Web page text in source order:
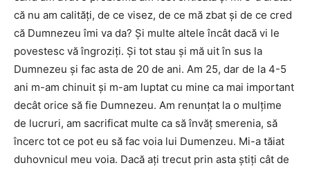
că nu am calități, de ce visez, de ce mă zbat și de ce cred
că Dumnezeu îmi va da? Și multe altele încât dacă vi le
povestesc vă îngroziți. Și tot stau și mă uit în sus la
Dumnezeu și fac asta de 20 de ani. Am 25, dar de la 4-5
ani m-am chinuit și m-am luptat cu mine ca mai important
decât orice să fie Dumnezeu. Am renunțat la o mulțime
de lucruri, am sacrificat multe ca să învăț smerenia, să
încerc tot ce pot eu să fac voia lui Dumenzeu. Mi-a tăiat
duhovnicul meu voia. Dacă ați trecut prin asta știți cât de